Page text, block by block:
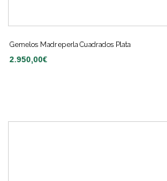
Gemelos Madreperla Cuadrados Plata
2.950,00€